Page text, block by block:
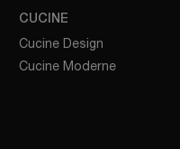
CUCINE
Cucine Design
Cucine Moderne